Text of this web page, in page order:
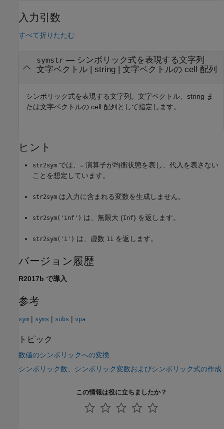
入力引数
すべて折りたたむ
symstr— シンボリック式を表現する文字列
文字ベクトル| string| 文字ベクトルの cell 配列
シンボリック式を表現する文字列。文字ベクトル、string ま
たは文字ベクトルの cell 配列として指定します。
ヒント
str2sym では、 = 演算子が均衡状態を表し、代入を表さない
ことを想定しています。
str2sym は入力に含まれる変数を生成しません。
str2sym('inf') は、無限大 (Inf) を返します。
str2sym('i') は、虚数 1i を返します。
バージョン履歴
R2017b で導入
参考
sym | syms | subs | vpa
トピック
数値のシンボリックへの変換
シンボリック数、シンボリック変数およびシンボリック式の作成
この情報は役に立ちましたか？